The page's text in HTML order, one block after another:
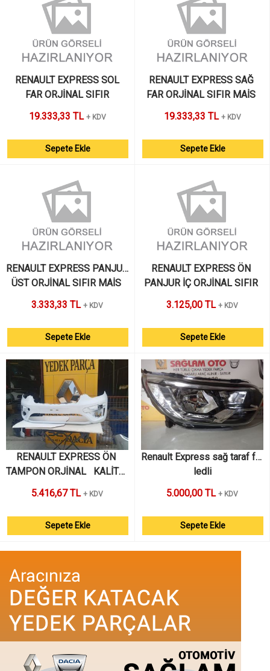
FAR ORJİNAL SIFIR
19.333,33 TL + KDV
Sepete Ekle
RENAULT EXPRESS SAĞ
FAR ORJİNAL SIFIR MAİS
19.333,33 TL + KDV
Sepete Ekle
RENAULT EXPRESS PANJUR
ÜST ORJİNAL SIFIR MAİS
3.333,33 TL + KDV
Sepete Ekle
RENAULT EXPRESS ÖN
PANJUR İÇ ORJİNAL SIFIR
3.125,00 TL + KDV
Sepete Ekle
RENAULT EXPRESS ÖN
TAMPON ORJİNAL   KALİTE
5.416,67 TL + KDV
Sepete Ekle
Renault Express sağ taraf far
ledli
5.000,00 TL + KDV
Sepete Ekle